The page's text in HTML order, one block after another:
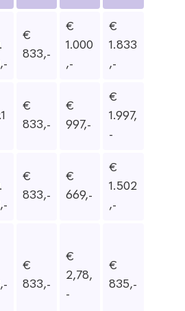
€
833,-
€
1.000
,-
€
1.833
,-
€
833,-
€
997,-
€
1.997,
-
€
833,-
€
669,-
€
1.502
,-
€
833,-
€
2,78,
-
€
835,-